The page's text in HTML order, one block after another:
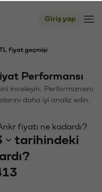
Giriş yap
fiyat geçmişi
Performansı
inceleyin. Performansını
daha iyi analiz edin.
fiyatı ne kadardı?
tarihindeki